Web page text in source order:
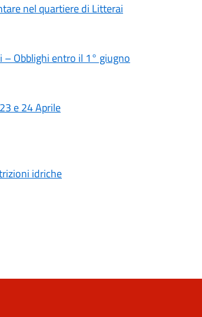
nel quartiere di Litterai
Obblighi entro il 1° giugno
e 24 Aprile
idriche